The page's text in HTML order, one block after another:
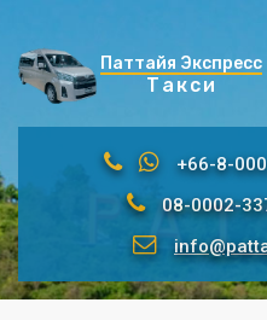
Паттайя Экспресс
Такси
+66-8-
08-0002-